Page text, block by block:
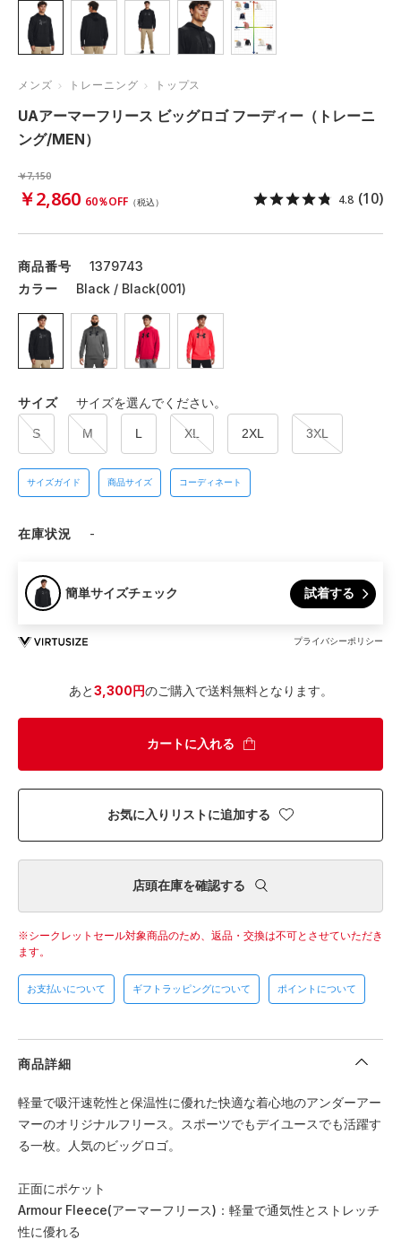
メンズ トレーニング トップス
UAアーマーフリース ビッグロゴ フーディー（トレーニ
ング/MEN）
￥7,150
￥2,860 60％OFF （税込） 4.8 (10)
商品番号
1379743
カラー
Black / Black(001)
サイズ サイズを選んでください。
S M L XL 2XL 3XL
サイズガイド 商品サイズ コーディネート
在庫状況 -
簡単サイズチェック 試着する
プライバシーポリシー
あと3,300円のご購入で送料無料となります。
カートに入れる
お気に入りリストに追加する
店頭在庫を確認する
シークレットセール対象商品のため、返品・交換は不可とさせていただき
ます。
お支払いについて ギフトラッピングについて ポイントについて
商品詳細
軽量で吸汗速乾性と保温性に優れた快適な着心地のアンダーアー
マーのオリジナルフリース。スポーツでもデイユースでも活躍す
る一枚。人気のビッグロゴ。
正面にポケット
Armour Fleece(アーマーフリース)：軽量で通気性とストレッチ
性に優れる